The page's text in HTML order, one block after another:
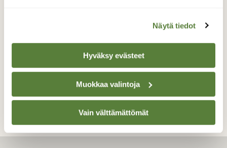
Näytä tiedot
Hyväksy evästeet
Muokkaa valintoja
Vain välttämättömät
TAKAISIN LISTAAN